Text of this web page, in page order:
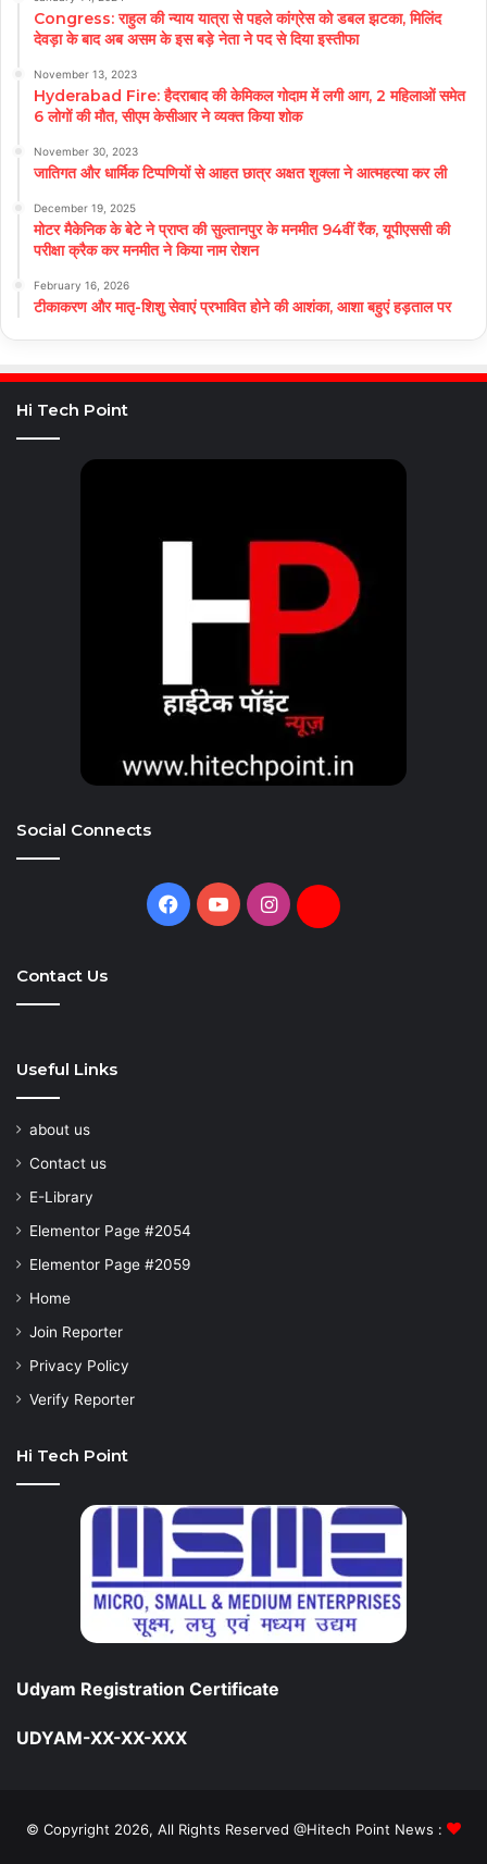
Congress: राहुल की न्याय यात्रा से पहले कांग्रेस को डबल झटका, मिलिंद
देवड़ा के बाद अब असम के इस बड़े नेता ने पद से दिया इस्तीफा
November 13, 2023
Hyderabad Fire: हैदराबाद की केमिकल गोदाम में लगी आग, 2 महिलाओं समेत
6 लोगों की मौत, सीएम केसीआर ने व्यक्त किया शोक
November 30, 2023
जातिगत और धार्मिक टिप्पणियों से आहत छात्र अक्षत शुक्ला ने आत्महत्या कर ली
December 19, 2025
मोटर मैकेनिक के बेटे ने प्राप्त की सुल्तानपुर के मनमीत 94वीं रैंक, यूपीएससी की
परीक्षा क्रैक कर मनमीत ने किया नाम रोशन
February 16, 2026
टीकाकरण और मातृ-शिशु सेवाएं प्रभावित होने की आशंका, आशा बहुएं हड़ताल पर
Hi Tech Point
Social Connects
Facebook
YouTubeInstagramDaily
Contact Us
Useful Links
about us
Contact us
E-Library
Elementor Page #2054
Elementor Page #2059
Home
Join Reporter
Privacy Policy
Verify Reporter
Hi Tech Point
Udyam Registration Certificate
UDYAM-XX-XX-XXX
© Copyright 2026, All Rights Reserved @Hitech Point News :